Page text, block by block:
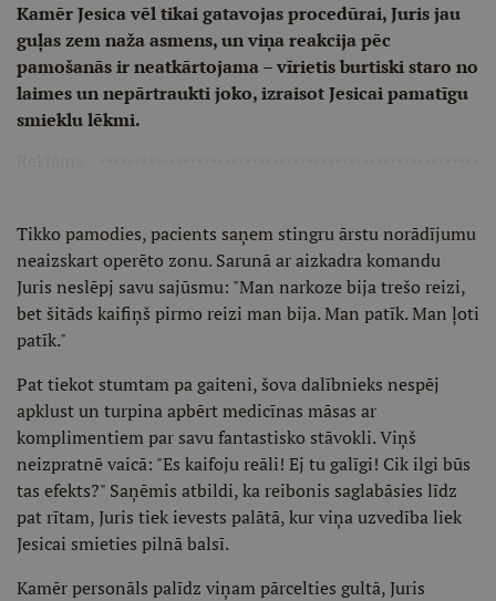
Kamēr Jesica vēl tikai gatavojas procedūrai, Juris jau
guļas zem naža asmens, un viņa reakcija pēc
pamošanās ir neatkārtojama – vīrietis burtiski staro no
laimes un nepārtraukti joko, izraisot Jesicai pamatīgu
smieklu lēkmi.
Tikko pamodies, pacients saņem stingru ārstu norādījumu
neaizskart operēto zonu. Sarunā ar aizkadra komandu
Juris neslēpj savu sajūsmu: "Man narkoze bija trešo reizi,
bet šitāds kaifiņš pirmo reizi man bija. Man patīk. Man ļoti
patīk."
Pat tiekot stumtam pa gaiteni, šova dalībnieks nespēj
apklust un turpina apbērt medicīnas māsas ar
komplimentiem par savu fantastisko stāvokli. Viņš
neizpratnē vaicā: "Es kaifoju reāli! Ej tu galīgi! Cik ilgi būs
tas efekts?" Saņēmis atbildi, ka reibonis saglabāsies līdz
pat rītam, Juris tiek ievests palātā, kur viņa uzvedība liek
Jesicai smieties pilnā balsī.
Kamēr personāls palīdz viņam pārcelties gultā, Juris